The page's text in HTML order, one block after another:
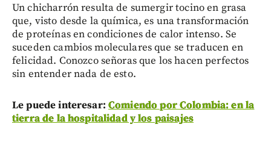
Un chicharrón resulta de sumergir tocino en grasa
que, visto desde la química, es una transformación
de proteínas en condiciones de calor intenso. Se
suceden cambios moleculares que se traducen en
felicidad. Conozco señoras que los hacen perfectos
sin entender nada de esto.
Le puede interesar: Comiendo por Colombia: en la
tierra de la hospitalidad y los paisajes